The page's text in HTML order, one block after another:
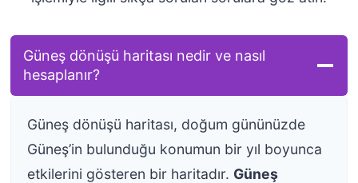
Güneş dönüşü haritası nedir ve nasıl
hesaplanır?
Güneş dönüşü haritası, doğum gününüzde
Güneş’in bulunduğu konumun bir yıl boyunca
etkilerini gösteren bir haritadır. Güneş